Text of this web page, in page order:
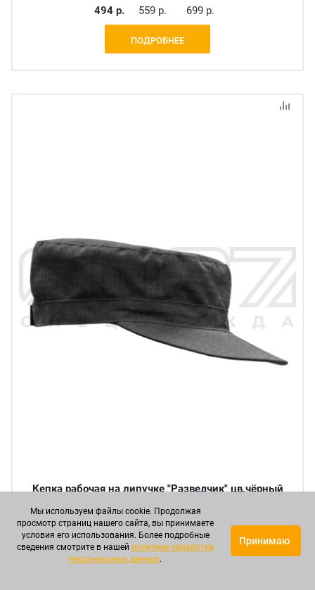
494 р. 559 р. 699 р.
ПОДРОБНЕЕ
Кепка рабочая на липучке "Разведчик" цв.чёрный
Артикул: СОВКПМ00026
Мы используем файлы cookie. Продолжая
просмотр страниц нашего сайта, вы принимаете
условия его использования. Более подробные
сведения смотрите в нашей политике обработки
персональных данных.
Принимаю